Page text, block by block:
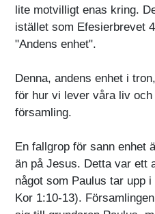
lite motvilligt enas kring.
istället som Efesierbrevet
"Andens enhet".
Denna, andens enhet i
för hur vi lever våra liv
församling.
En fallgrop för sann enhet
än på Jesus. Detta var ett
något som Paulus tar upp
Kor 1:10-13).